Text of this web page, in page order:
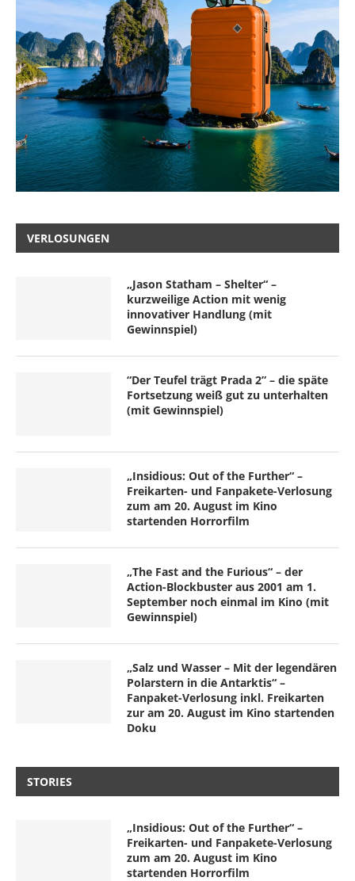
VERLOSUNGEN
„Jason Statham – Shelter“ –
kurzweilige Action mit wenig
innovativer Handlung (mit
Gewinnspiel)
“Der Teufel trägt Prada 2” – die späte
Fortsetzung weiß gut zu unterhalten
(mit Gewinnspiel)
„Insidious: Out of the Further“ –
Freikarten- und Fanpakete-Verlosung
zum am 20. August im Kino
startenden Horrorfilm
„The Fast and the Furious“ – der
Action-Blockbuster aus 2001 am 1.
September noch einmal im Kino (mit
Gewinnspiel)
„Salz und Wasser – Mit der legendären
Polarstern in die Antarktis“ –
Fanpaket-Verlosung inkl. Freikarten
zur am 20. August im Kino startenden
Doku
STORIES
„Insidious: Out of the Further“ –
Freikarten- und Fanpakete-Verlosung
zum am 20. August im Kino
startenden Horrorfilm